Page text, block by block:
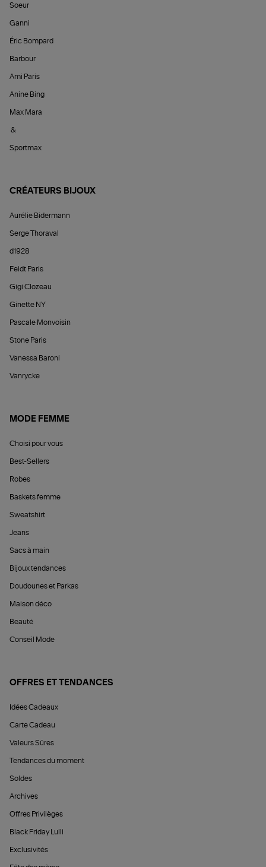
Soeur
Ganni
Éric Bompard
Barbour
Ami Paris
Anine Bing
Max Mara
&
Sportmax
CRÉATEURS BIJOUX
Aurélie Bidermann
Serge Thoraval
d1928
Feidt Paris
Gigi Clozeau
Ginette NY
Pascale Monvoisin
Stone Paris
Vanessa Baroni
Vanrycke
MODE FEMME
Choisi pour vous
Best-Sellers
Robes
Baskets femme
Sweatshirt
Jeans
Sacs à main
Bijoux tendances
Doudounes et Parkas
Maison déco
Beauté
Conseil Mode
OFFRES ET TENDANCES
Idées Cadeaux
Carte Cadeau
Valeurs Sûres
Tendances du moment
Soldes
Archives
Offres Privilèges
Black Friday Lulli
Exclusivités